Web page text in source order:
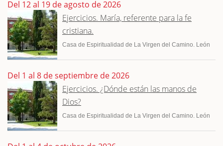
Del 12 al 19 de agosto de 2026
Ejercicios. María, referente para la fe
cristiana.
Casa de Espiritualidad de La Virgen del Camino. León
Del 1 al 8 de septiembre de 2026
Ejercicios. ¿Dónde están las manos de
Dios?
Casa de Espiritualidad de La Virgen del Camino. León